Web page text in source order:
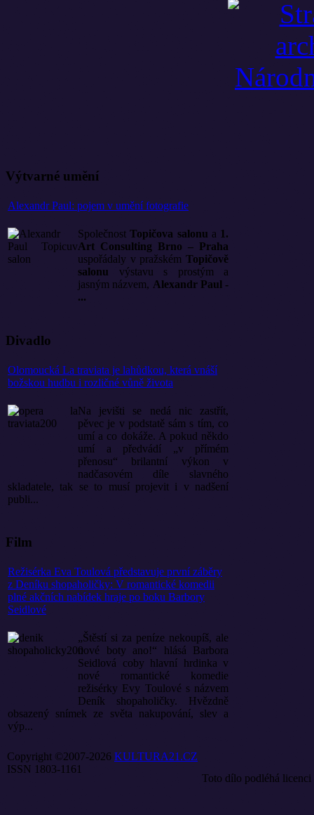
Výtvarné umění
Alexandr Paul: pojem v umění fotografie
Společnost Topičova salonu a 1.
Art Consulting Brno – Praha
uspořádaly v pražském Topičově
salonu výstavu s prostým a
jasným názvem, Alexandr Paul -
...
Divadlo
Olomoucká La traviata je lahůdkou, která vnáší
božskou hudbu i rozličné vůně života
Na jevišti se nedá nic zastřít,
pěvec je v podstatě sám s tím, co
umí a co dokáže. A pokud někdo
umí a předvádí „v přímém
přenosu“ brilantní výkon v
nadčasovém díle slavného
skladatele, tak se to musí projevit i v nadšení
publi...
Film
Režisérka Eva Toulová představuje první záběry
z Deníku shopaholičky: V romantické komedii
plné akčních nabídek hraje po boku Barbory
Seidlové
„Štěstí si za peníze nekoupíš, ale
nové boty ano!“ hlásá Barbora
Seidlová coby hlavní hrdinka v
nové romantické komedie
režisérky Evy Toulové s názvem
Deník shopaholičky. Hvězdně
obsazený snímek ze světa nakupování, slev a
výp...
Copyright ©2007-2026 KULTURA21.CZ
ISSN 1803-1161
Toto dílo podléhá licenci